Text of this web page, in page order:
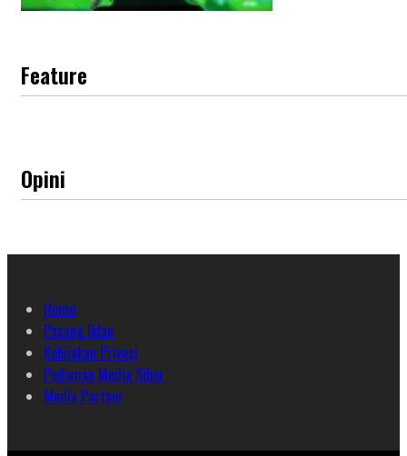
Feature
Opini
Home
Pasang Iklan
Kebijakan Privasi
Pedoman Media Siber
Media Partner